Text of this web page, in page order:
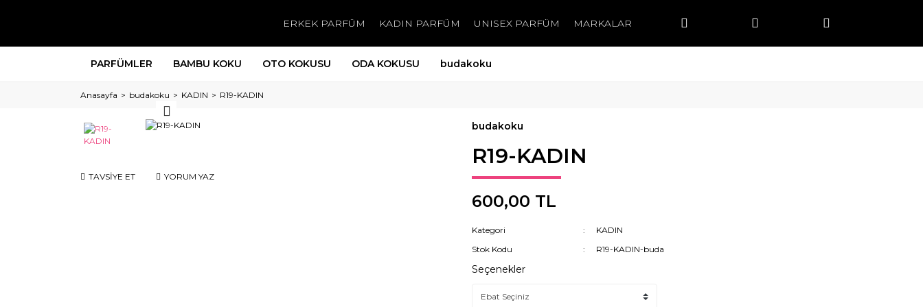
ERKEK PARFÜM KADIN PARFÜM UNISEX PARFÜM MARKALAR
PARFÜMLER BAMBU KOKU OTO KOKUSU ODA KOKUSU budakoku
Anasayfa budakoku KADIN R19-KADIN
TAVSİYE ET YORUM YAZ
budakoku
R19-KADIN
600,00 TL
Kategori
KADIN
Stok Kodu
R19-KADIN-buda
Seçenekler